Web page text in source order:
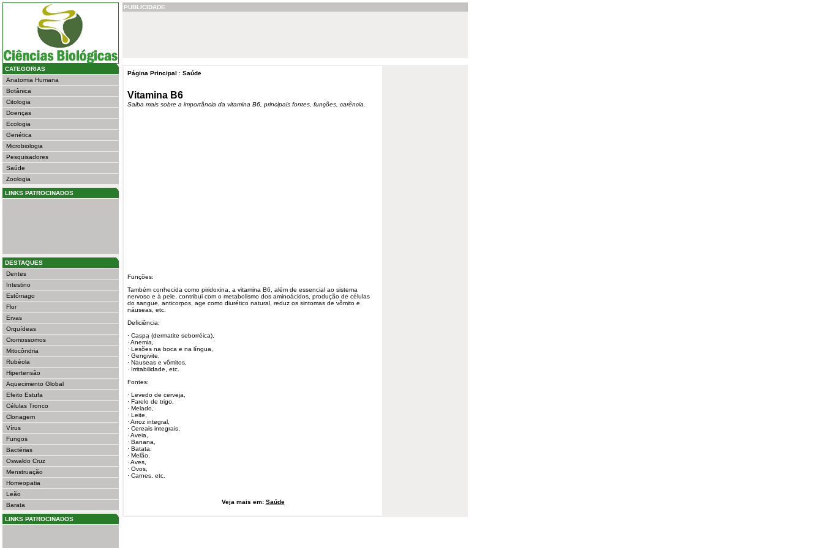
CATEGORIAS
Anatomia Humana
Botânica
Citologia
Doenças
Ecologia
Genética
Microbiologia
Pesquisadores
Saúde
Zoologia
LINKS PATROCINADOS
DESTAQUES
Dentes
Intestino
Estômago
Flor
Ervas
Orquídeas
Cromossomos
Mitocôndria
Rubéola
Hipertensão
Aquecimento Global
Efeito Estufa
Células Tronco
Clonagem
Vírus
Fungos
Bactérias
Oswaldo Cruz
Menstruação
Homeopatia
Leão
Barata
LINKS PATROCINADOS
PUBLICIDADE
Página Principal : Saúde
Vitamina B6
Saiba mais sobre a importância da vitamina B6, principais fontes, funções, carência.
Funções:
Também conhecida como piridoxina, a vitamina B6, além de essencial ao sistema
nervoso e à pele, contribui com o metabolismo dos aminoácidos, produção de células
do sangue, anticorpos, age como diurético natural, reduz os sintomas de vômito e
náuseas, etc.
Deficiência:
· Caspa (dermatite seborréica),
· Anemia,
· Lesões na boca e na língua,
· Gengivite,
· Nauseas e vômitos,
· Irritabilidade, etc.
Fontes:
· Levedo de cerveja,
· Farelo de trigo,
· Melado,
· Leite,
· Arroz integral,
· Cereais integrais,
· Aveia,
· Banana,
· Batata,
· Melão,
· Aves,
· Ovos,
· Carnes, etc.
Veja mais em: Saúde